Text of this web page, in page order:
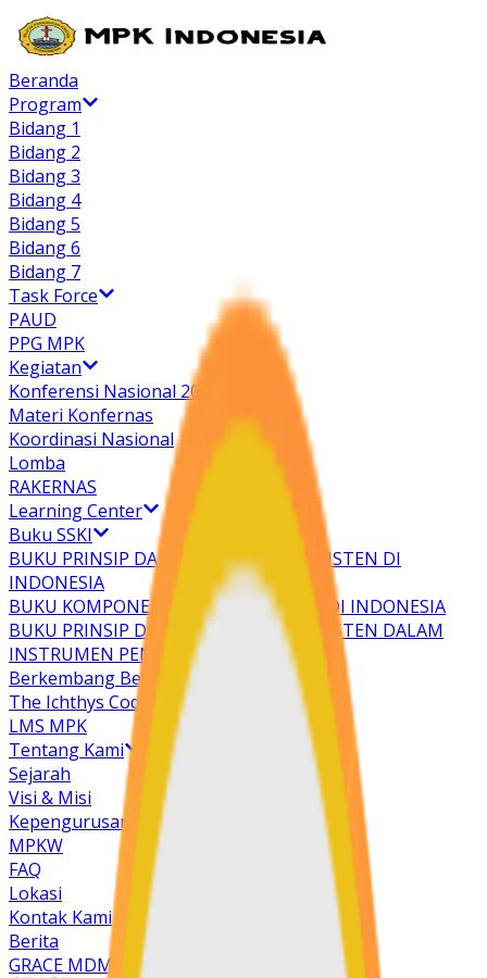
Beranda
Program
Bidang 1
Bidang 2
Bidang 3
Bidang 4
Bidang 5
Bidang 6
Bidang 7
Task Force
PAUD
PPG MPK
Kegiatan
Konferensi Nasional 2023
Materi Konfernas
Koordinasi Nasional
Lomba
RAKERNAS
Learning Center
Buku SSKI
BUKU PRINSIP DASAR PENDIDIKAN KRISTEN DI
INDONESIA
BUKU KOMPONEN SEKOLAH KRISTEN DI INDONESIA
BUKU PRINSIP DASAR PENDIDIKAN KRISTEN DALAM
INSTRUMEN PENILAIAN DIRI SEKOLAH
Berkembang Bersama
The Ichthys Code
LMS MPK
Tentang Kami
Sejarah
Visi & Misi
Kepengurusan
MPKW
FAQ
Lokasi
Kontak Kami
Berita
GRACE MDM